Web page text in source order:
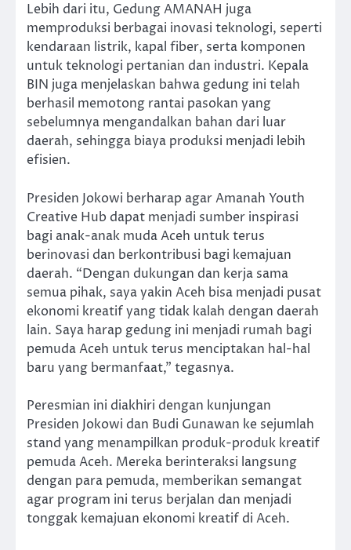
Lebih dari itu, Gedung AMANAH juga
memproduksi berbagai inovasi teknologi, seperti
kendaraan listrik, kapal fiber, serta komponen
untuk teknologi pertanian dan industri. Kepala
BIN juga menjelaskan bahwa gedung ini telah
berhasil memotong rantai pasokan yang
sebelumnya mengandalkan bahan dari luar
daerah, sehingga biaya produksi menjadi lebih
efisien.
Presiden Jokowi berharap agar Amanah Youth
Creative Hub dapat menjadi sumber inspirasi
bagi anak-anak muda Aceh untuk terus
berinovasi dan berkontribusi bagi kemajuan
daerah. “Dengan dukungan dan kerja sama
semua pihak, saya yakin Aceh bisa menjadi pusat
ekonomi kreatif yang tidak kalah dengan daerah
lain. Saya harap gedung ini menjadi rumah bagi
pemuda Aceh untuk terus menciptakan hal-hal
baru yang bermanfaat,” tegasnya.
Peresmian ini diakhiri dengan kunjungan
Presiden Jokowi dan Budi Gunawan ke sejumlah
stand yang menampilkan produk-produk kreatif
pemuda Aceh. Mereka berinteraksi langsung
dengan para pemuda, memberikan semangat
agar program ini terus berjalan dan menjadi
tonggak kemajuan ekonomi kreatif di Aceh.